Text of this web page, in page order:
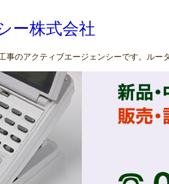
ー株式会社
のアクティブエージェンシーです。ルー